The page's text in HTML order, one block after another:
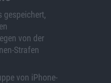
gespeichert,
von der
Strafen
von iPhone-